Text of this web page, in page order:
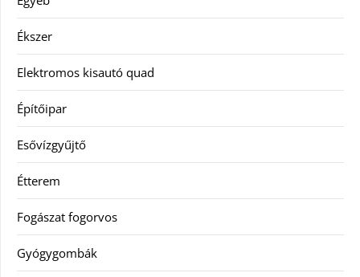
Ékszer
Elektromos kisautó quad
Építőipar
Esővízgyűjtő
Étterem
Fogászat fogorvos
Gyógygombák